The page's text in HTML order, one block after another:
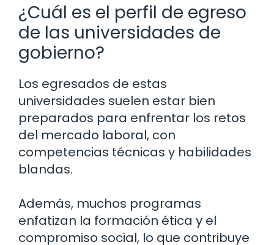
¿Cuál es el perfil de egreso
de las universidades de
gobierno?
Los egresados de estas
universidades suelen estar bien
preparados para enfrentar los retos
del mercado laboral, con
competencias técnicas y habilidades
blandas.
Además, muchos programas
enfatizan la formación ética y el
compromiso social, lo que contribuye